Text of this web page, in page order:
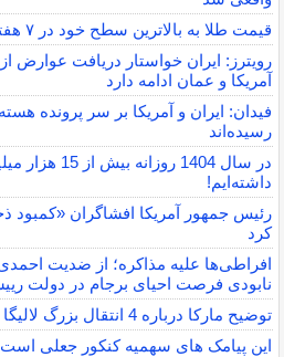
قیمت طلا به بالاترین سطح خود در ۷ هفته اخیر رسید،
رویترز: ایران خواستار دریافت عوارض
آمریکا و عمان ادامه دارد
فیدان: ایران و آمریکا بر سر پرونده
رسیده‌اند
در سال 1404
داشته‌ایم!
رئیس جمهور آمریکا افشاگران «کمبود
کرد
افراطی‌ها علیه مذاکره؛ از ضدیت
نابودی فرصت احیای برجام در دولت
توضیح مارکا درباره 4 انتقال بزرگ لالیگا
این پیامک های سهمیه کنکور جعلی است